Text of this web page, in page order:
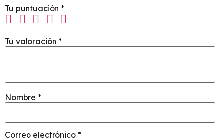
Tu puntuación *
Tu valoración *
Nombre *
Correo electrónico *